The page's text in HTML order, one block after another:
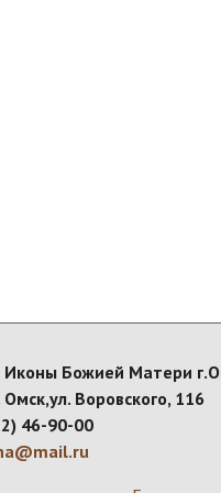
Иконы Божией Матери
Омск,ул. Воровского, 116
46-90-00